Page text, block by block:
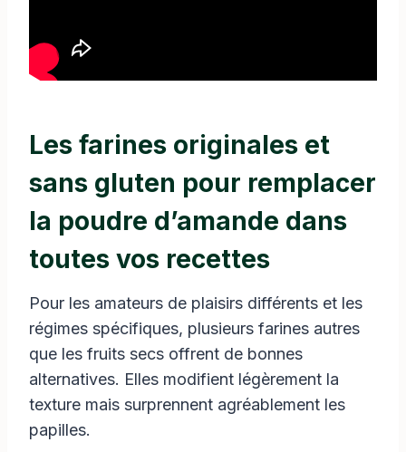
Les farines originales et
sans gluten pour remplacer
la poudre d’amande dans
toutes vos recettes
Pour les amateurs de plaisirs différents et les
régimes spécifiques, plusieurs farines autres
que les fruits secs offrent de bonnes
alternatives. Elles modifient légèrement la
texture mais surprennent agréablement les
papilles.